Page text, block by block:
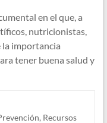
en el que, a
nutricionistas,
la importancia
tener buena salud y
, Recursos